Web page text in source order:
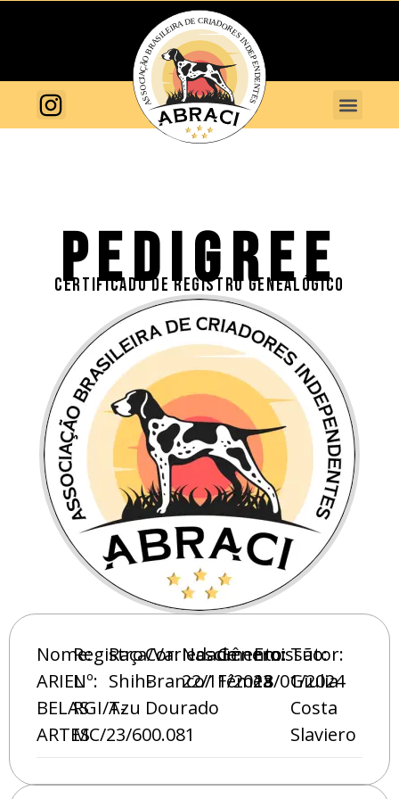
PEDIGREE
CERTIFICADO DE REGISTRO GENEALÓGICO
Nome:
ARIEL
BELAS
ARTES
Registro
Nº:
RGI/A-
MC/23/600.081
Raça/Variedade:
Shih-
Tzu
Cor:
Branco/
Dourado
Nascimento:
22/11/2023
Gênero:
Fêmea
Emissão:
18/01/2024
Tutor:
Giulia
Costa
Slaviero